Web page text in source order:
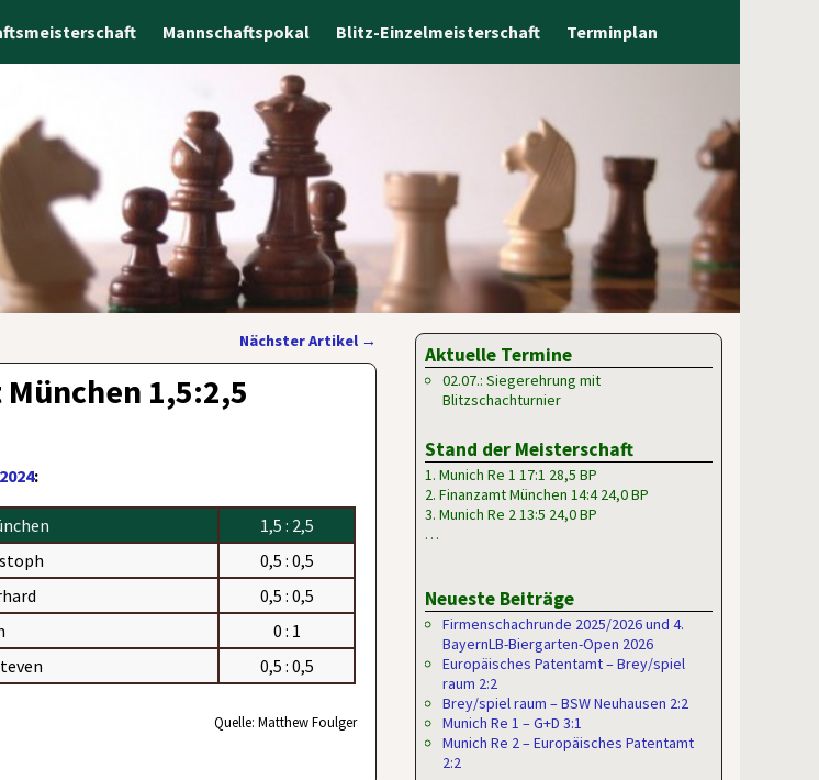
Mannschaftspokal Blitz-Einzelmeisterschaft Terminplan
Nächster Artikel →
1,5:2,5
:
1,5 : 2,5
0,5 : 0,5
0,5 : 0,5
0 : 1
0,5 : 0,5
Quelle: Matthew Foulger
Aktuelle Termine
02.07.: Siegerehrung mit
Blitzschachturnier
Stand der Meisterschaft
1. Munich Re 1 17:1 28,5 BP
2. Finanzamt München 14:4 24,0 BP
3. Munich Re 2 13:5 24,0 BP
…
Neueste Beiträge
Firmenschachrunde 2025/2026 und 4.
BayernLB-Biergarten-Open 2026
Europäisches Patentamt – Brey/spiel
raum 2:2
Brey/spiel raum – BSW Neuhausen 2:2
Munich Re 1 – G+D 3:1
Munich Re 2 – Europäisches Patentamt
2:2